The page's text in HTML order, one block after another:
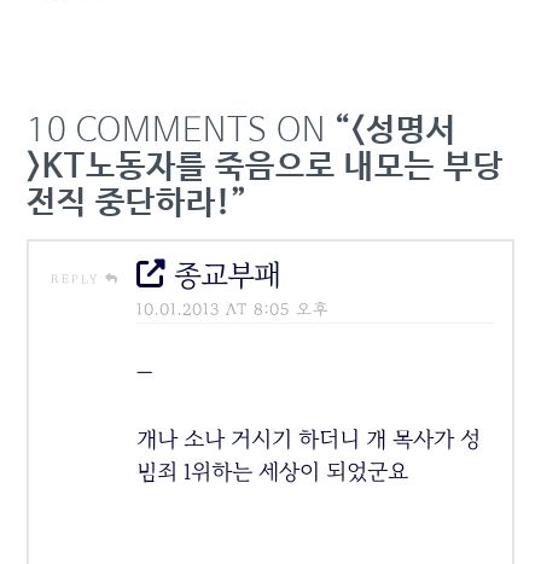
10 COMMENTS ON “<성명서
>KT노동자를 죽음으로 내모는 부당
전직 중단하라!”
REPLY 종교부패
10.01.2013 AT 8:05 오후
—
개나 소나 거시기 하더니 개 목사가 성
범죄 1위하는 세상이 되었군요